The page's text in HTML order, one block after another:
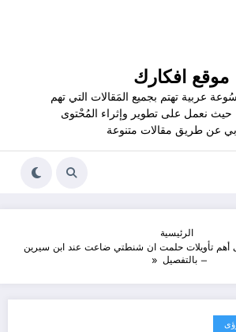
موقع افكارك
عربية تهتم بجميع المَقالات التي تهم
، حيث نعمل على تطوير وإثراء المُحْتوى
عن طريق مقالات متنوعة
الرئيسية
تأويلات حلمت ان شنطتي ضاعت عند ابن سيرين
– بالتفصيل